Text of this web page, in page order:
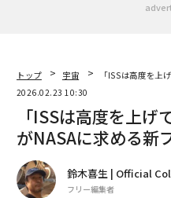
トップ 宇宙
「ISSは高度を上
2026.02.23 10:30
「ISSは高度を上
がNASAに求める新
鈴木喜生 | Official
フリー編集者